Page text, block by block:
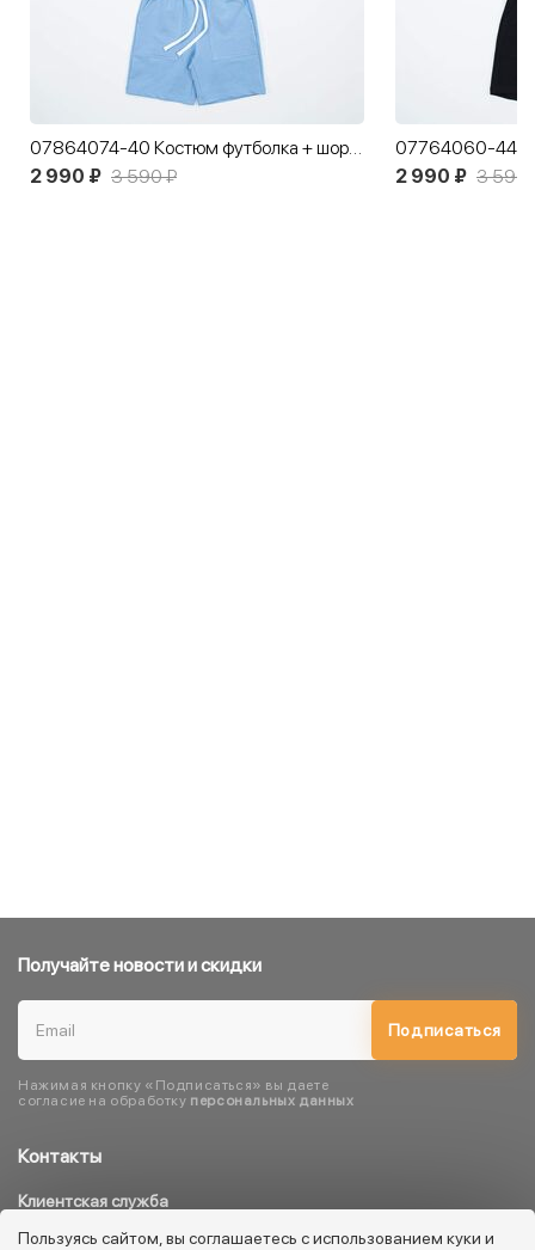
07864074-40 Костюм футболка + шорты для девочки голубой
2 990 ₽ 3 590 ₽ 2 990 ₽ 3 590
Контакты
Клиентская служба
8 800 333 08 45
Получайте новости и скидки
Подписаться
Нажимая кнопку «Подписаться» вы даете
согласие на обработку персональных данных
Пользуясь сайтом, вы соглашаетесь с использованием куки и